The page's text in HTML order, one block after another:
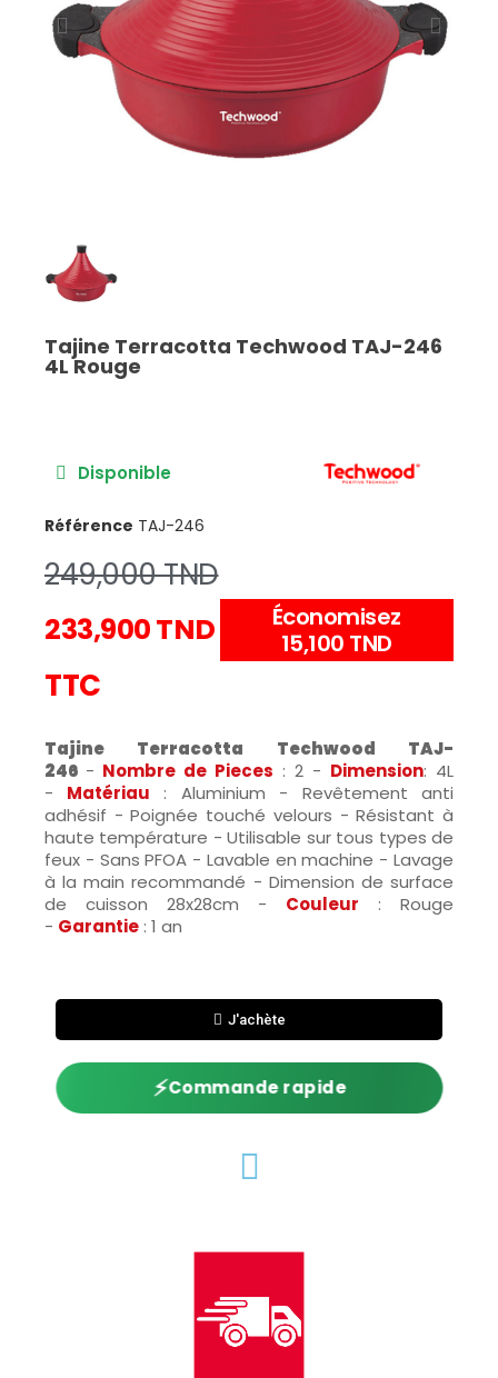
Tajine Terracotta Techwood TAJ-246
4L Rouge
Disponible
Référence TAJ-246
249,000 TND
233,900 TND
Économisez
15,100 TND
TTC
Tajine Terracotta Techwood TAJ-
246 - Nombre de Pieces : 2 - Dimension: 4L
- Matériau
: Aluminium - Revêtement anti
adhésif - Poignée touché velours - Résistant à
haute température - Utilisable sur tous types de
feux - Sans PFOA - Lavable en machine - Lavage
à la main recommandé - Dimension de surface
de cuisson 28x28cm - Couleur : Rouge
- Garantie : 1 an
J'achète
⚡Commande rapide